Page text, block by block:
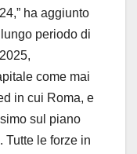
ha aggiunto
periodo di
come mai
in cui Roma, e
sul piano
Tutte le forze in